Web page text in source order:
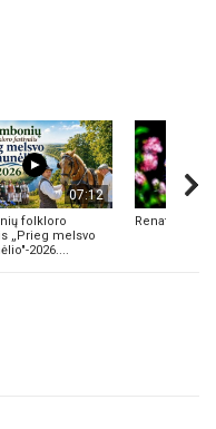
07:12
folkloro
„Prieg melsvo
2026....
Renata